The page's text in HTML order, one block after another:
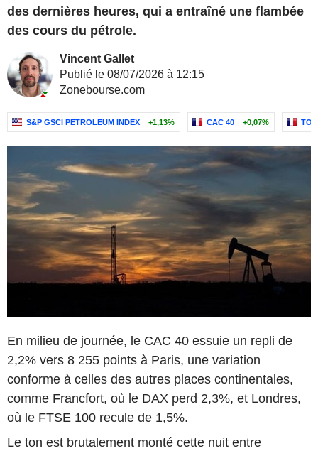
des dernières heures, qui a entraîné une flambée
des cours du pétrole.
Vincent Gallet
Publié le 08/07/2026 à 12:15
Zonebourse.com
S&P GSCI PETROLEUM INDEX +1,13% CAC 40 +0,07%
En milieu de journée, le CAC 40 essuie un repli de
2,2% vers 8 255 points à Paris, une variation
conforme à celles des autres places continentales,
comme Francfort, où le DAX perd 2,3%, et Londres,
où le FTSE 100 recule de 1,5%.
Le ton est brutalement monté cette nuit entre